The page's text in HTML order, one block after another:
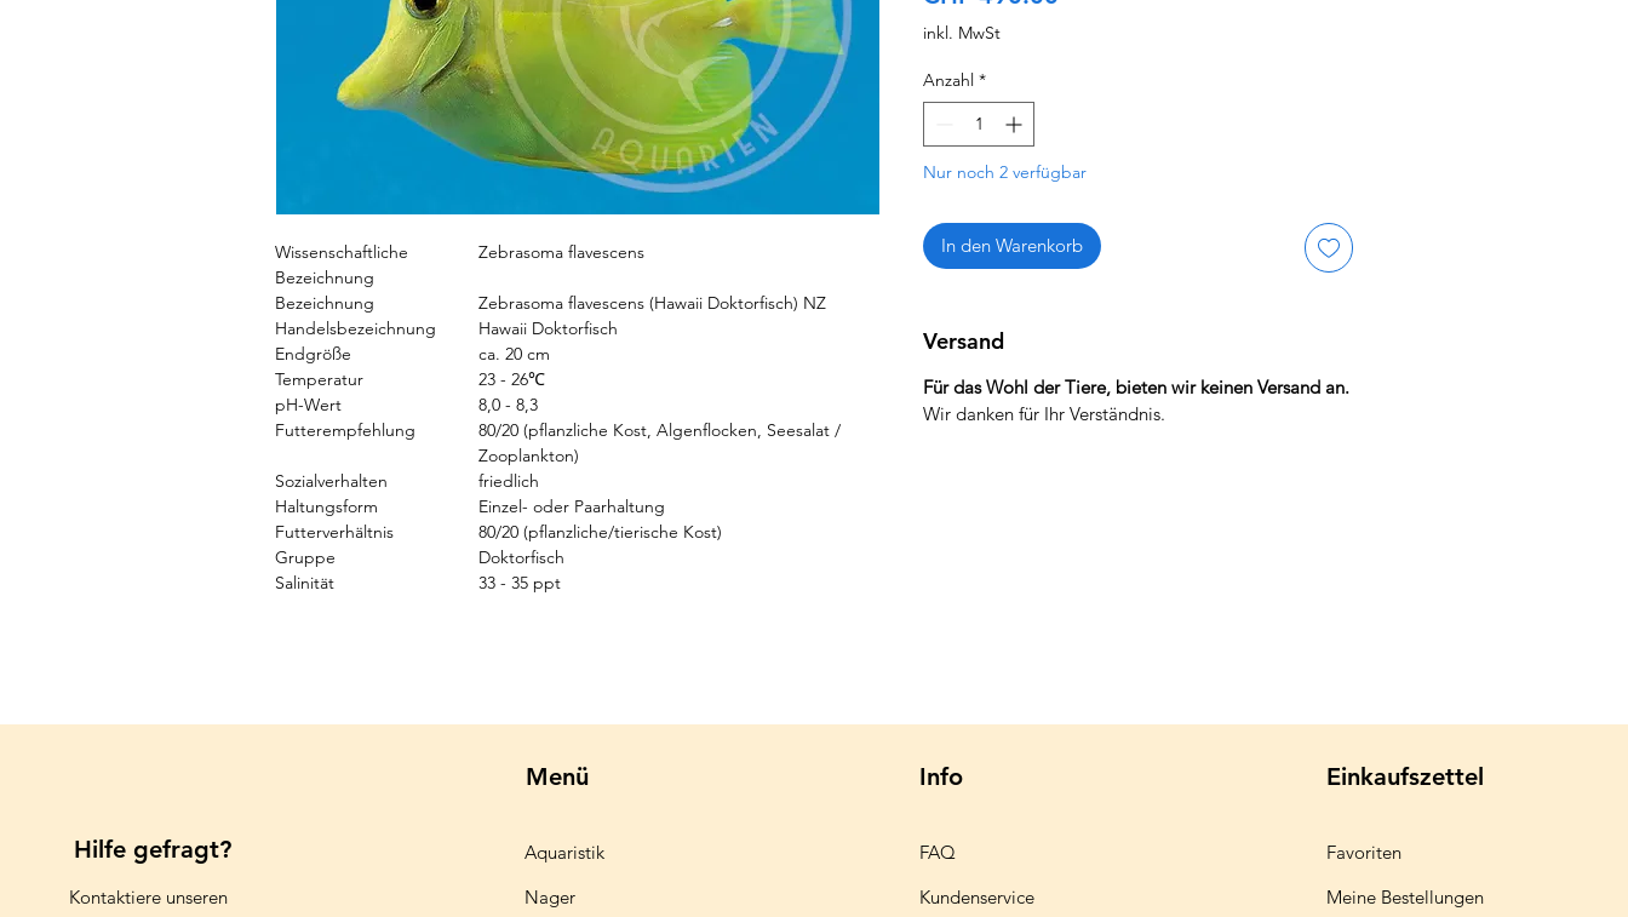
Wissenschaftliche
Bezeichnung
Zebrasoma flavescens
Bezeichnung
Zebrasoma flavescens (Hawaii Doktorfisch) NZ
Handelsbezeichnung
Hawaii Doktorfisch
Endgröße
ca. 20 cm
Temperatur
23 - 26℃
pH-Wert
8,0 - 8,3
Futterempfehlung
80/20 (pflanzliche Kost, Algenflocken, Seesalat /
Zooplankton)
Sozialverhalten
friedlich
Haltungsform
Einzel- oder Paarhaltung
Futterverhältnis
80/20 (pflanzliche/tierische Kost)
Gruppe
Doktorfisch
Salinität
33 - 35 ppt
inkl. MwSt
Anzahl *
Nur noch 2 verfügbar
In den Warenkorb
Versand
Für das Wohl der Tiere, bieten wir keinen Versand an.
Wir danken für Ihr Verständnis.
Hilfe gefragt?
Kontaktiere unseren
Menü
Aquaristik
Nager
Info
FAQ
Kundenservice
Einkaufszettel
Favoriten
Meine Bestellungen